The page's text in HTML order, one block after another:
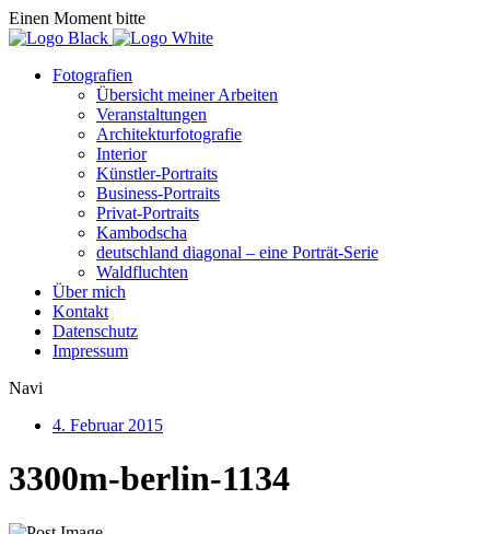
Einen Moment bitte
Fotografien
Übersicht meiner Arbeiten
Veranstaltungen
Architekturfotografie
Interior
Künstler-Portraits
Business-Portraits
Privat-Portraits
Kambodscha
deutschland diagonal – eine Porträt-Serie
Waldfluchten
Über mich
Kontakt
Datenschutz
Impressum
Navi
4. Februar 2015
3300m-berlin-1134